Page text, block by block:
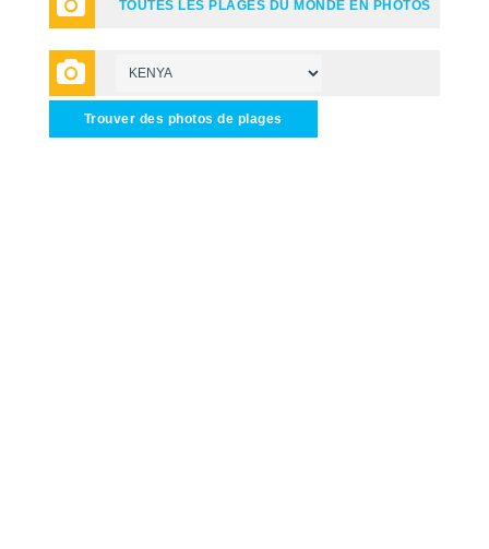
TOUTES LES PLAGES DU MONDE EN PHOTOS
Trouver des photos de plages